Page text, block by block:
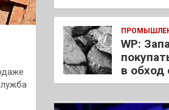
WP:
в обход